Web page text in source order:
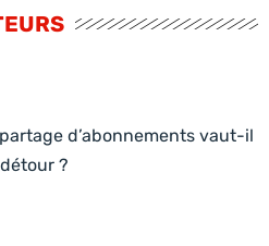
d’abonnements vaut-il
?